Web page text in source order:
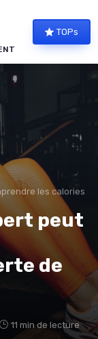
TOPs
les calories
peut
de
11 min de lecture